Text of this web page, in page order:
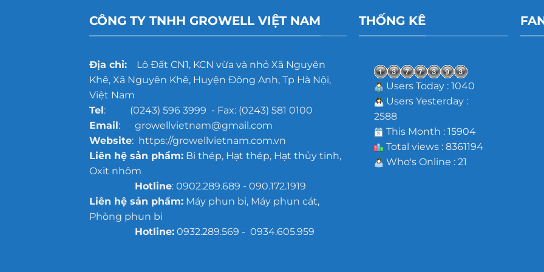
CÔNG TY TNHH GROWELL VIỆT NAM
Địa chỉ:Lô Đất CN1, KCN vừa và nhỏ Xã Nguyên
Khê, Xã Nguyên Khê, Huyện Đông Anh, Tp Hà Nội,
Việt Nam
Tel: (0243) 596 3999 - Fax: (0243) 581 0100
Email: growellvietnam@gmail.com
Website: https://growellvietnam.com.vn
Liên hệ sản phẩm:Bi thép, Hạt thép, Hạt thủy tinh,
Oxit nhôm
Hotline: 0902.289.689 - 090.172.1919
Liên hệ sản phẩm:Máy phun bi, Máy phun cát,
Phòng phun bi
Hotline:0932.289.569 - 0934.605.959
THỐNG KÊ
Users Today : 1040
Users Yesterday :
2588
This Month : 15904
Total views : 8361194
Who's Online : 21